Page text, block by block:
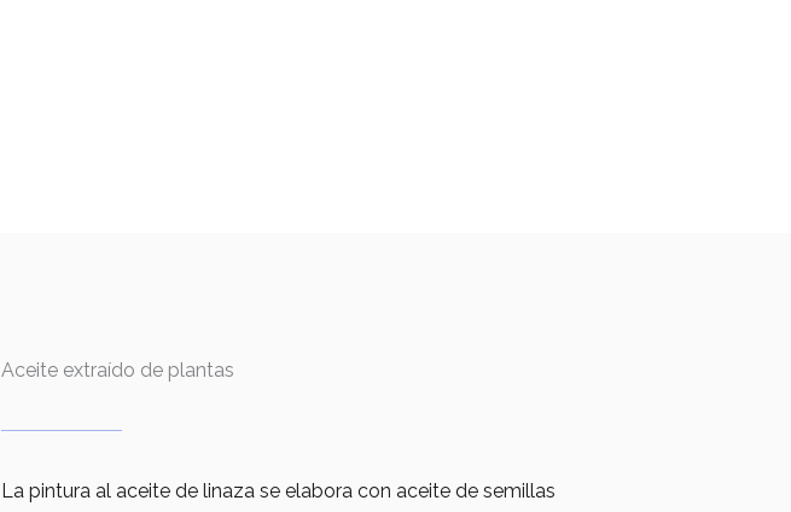
Aceite extraído de plantas
La pintura al aceite de linaza se elabora con aceite de semillas